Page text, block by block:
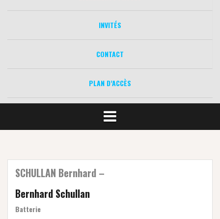
INVITÉS
CONTACT
PLAN D’ACCÈS
SCHULLAN Bernhard –
Bernhard Schullan
Batterie